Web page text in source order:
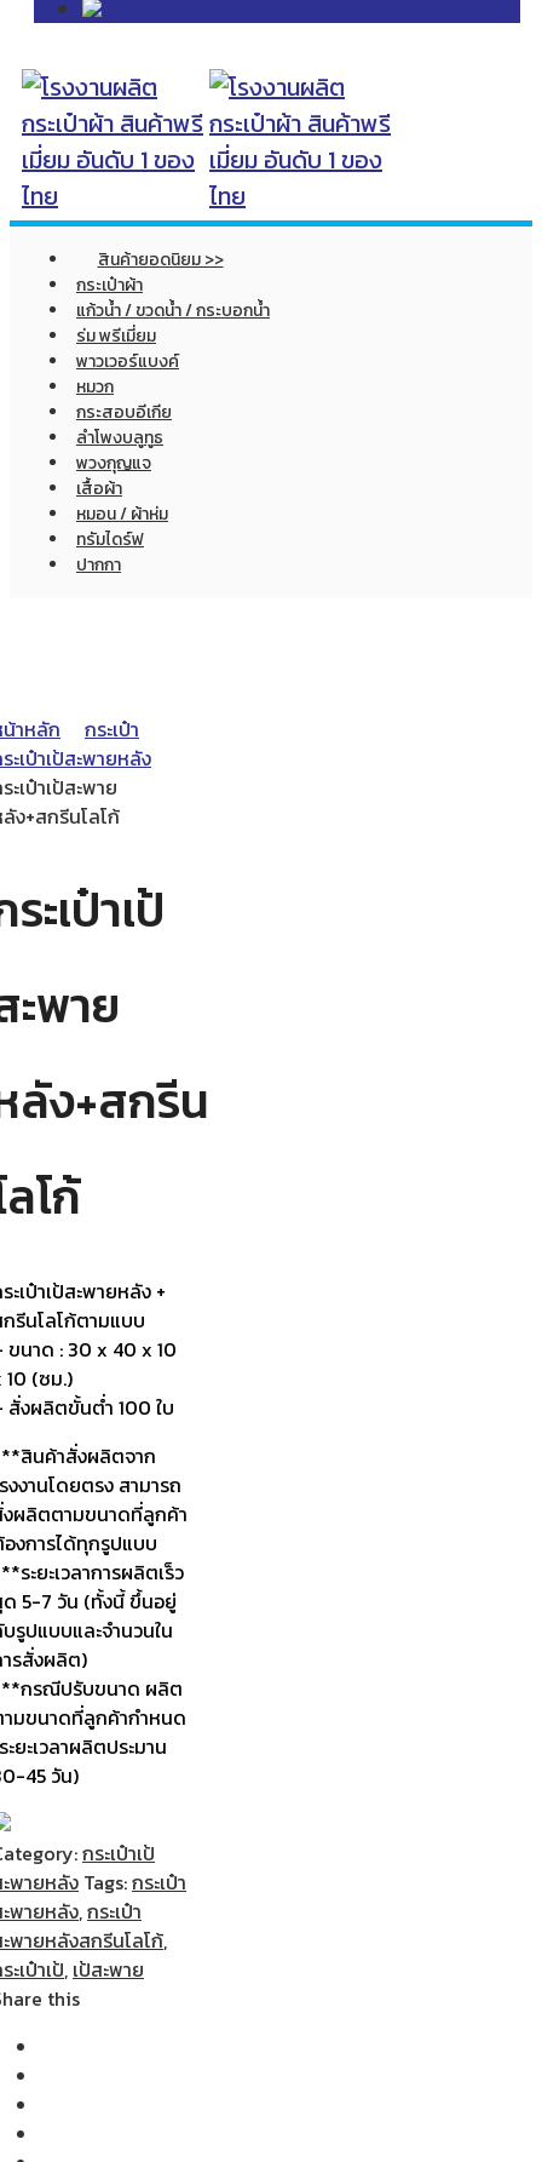
สินค้ายอดนิยม >>
กระเป๋าผ้า
แก้วน้ำ / ขวดน้ำ / กระบอกน้ำ
ร่ม พรีเมี่ยม
พาวเวอร์แบงค์
หมวก
กระสอบอีเกีย
ลำโพงบลูทูธ
พวงกุญแจ
เสื้อผ้า
หมอน / ผ้าห่ม
ทรัมไดร์ฟ
ปากกา
าหลัก
กระเป๋า
ะเป๋าเป้สะพายหลัง
ะเป๋าเป้สะพาย
ง+สกรีนโลโก้
ะเป๋าเป้
ะพาย
ลัง+สกรีน
ลโก้
ะเป๋าเป้สะพายหลัง +
รีนโลโก้ตามแบบ
ขนาด : 30 x 40 x 10
10 (ซม.)
สั่งผลิตขั้นต่ำ 100 ใบ
สินค้าสั่งผลิตจาก
งงานโดยตรง สามารถ
ผลิตตามขนาดที่ลูกค้า
งการได้ทุกรูปแบบ
ระยะเวลาการผลิตเร็ว
5-7 วัน (ทั้งนี้ ขึ้นอยู่
รูปแบบและจำนวนใน
รสั่งผลิต)
กรณีปรับขนาด ผลิต
มขนาดที่ลูกค้ากำหนด
ะยะเวลาผลิตประมาน
45 วัน)
กระเป๋าเป้
พายหลัง Tags:กระเป๋า
พายหลัง,กระเป๋า
พายหลังสกรีนโลโก้,
ะเป๋าเป้, เป้สะพาย
this